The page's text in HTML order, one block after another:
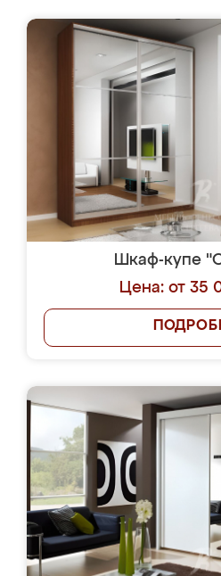
Шкаф-купе
Цена: от 35